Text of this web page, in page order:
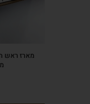
מארז ראש